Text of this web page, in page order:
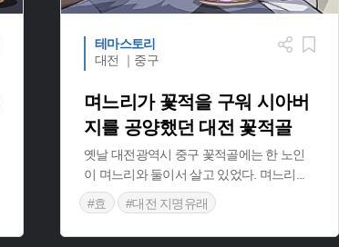
테마스토리
대전 ｜중구
며느리가 꽃적을 구워 시아버
지를 공양했던 대전 꽃적골
옛날 대전광역시 중구 꽃적골에는 한 노인
이 며느리와 둘이서 살고 있었다. 며느리
#효
#대전 지명유래